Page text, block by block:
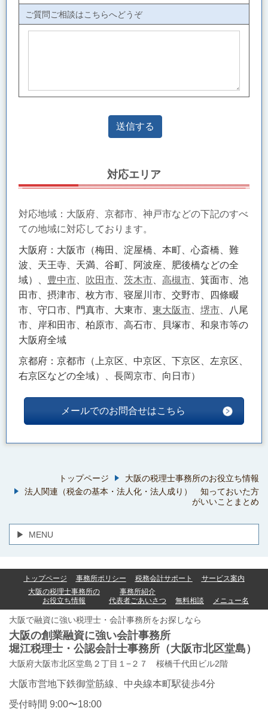
ご質問ご相談はこちらへどうぞ
対応エリア
対応地域：大阪府、京都市、神戸市などの下記のすべ
ての地域に対応しております。
大阪府：大阪市（梅田、淀屋橋、本町、心斎橋、難
波、天王寺、天満、谷町、阿波座、肥後橋などの全
域）、 豊中市 吹田市 茨木市 高槻市 、箕面市、池
田市、摂津市、枚方市、寝屋川市、交野市、四條畷
市、守口市、門真市、大東市、 東大阪市 堺市 、八尾
市、岸和田市、柏原市、高石市、貝塚市、和泉市等の
大阪府全域
京都府：京都市（上京区、中京区、下京区、左京区、
右京区などの全域）、長岡京市、向日市）
メールでのお問合せはこちら
トップページ
大阪の税理士事務所のお役立ち情報
法人関連（税金の基本・法人化・法人成り） 知っておいた方
がいいことまとめ
MENU
トップページ 事務所ポリシー 税務会計サポート
サービス案内
大阪の税理士事務所の
お役立ち情報
事務所紹介
代表者ごあいさつ
無料相談 メニュー名
大阪で融資に強い税理士・会計事務所をお探しなら
大阪の創業融資に強い会計事務所
堀江税理士・公認会計士事務所 （大阪市北区堂島）
大阪府大阪市北区堂島２丁目１−２７ 桜橋千代田ビル2階
大阪市営地下鉄御堂筋線、中央線本町駅徒歩4分
受付時間 9:00〜18:00